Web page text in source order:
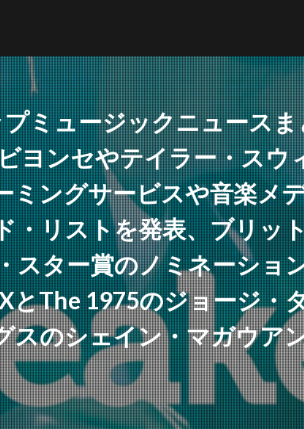
ミュージックニュース
ヨンセやテイラー・スウ
ミングサービスや音楽メ
・リストを発表、ブリッ
スター賞のノミネーショ
とThe 1975のジョージ・
スのシェイン・マガウア
Ray NFT ブリットアウォーズ
検索